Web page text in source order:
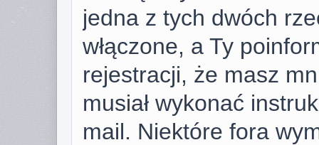
jedna z tych dwóch
włączone, a Ty
rejestracji, że masz
musiał wykonać
mail. Niektóre fora